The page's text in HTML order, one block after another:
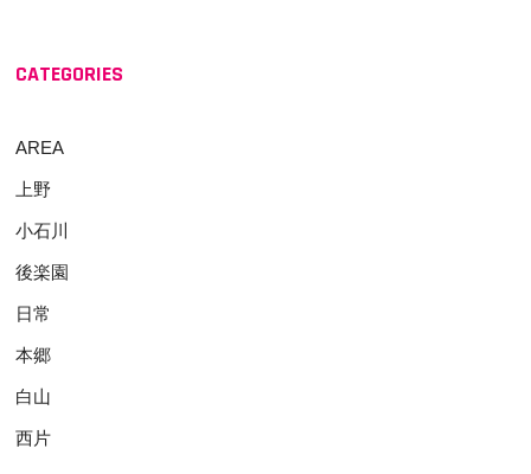
CATEGORIES
AREA
上野
小石川
後楽園
日常
本郷
白山
西片